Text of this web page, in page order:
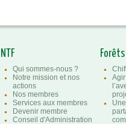
NTF
Qui sommes-nous ?
Notre mission et nos
actions
Nos membres
Services aux membres
Devenir membre
Conseil d'Administration
Forêts